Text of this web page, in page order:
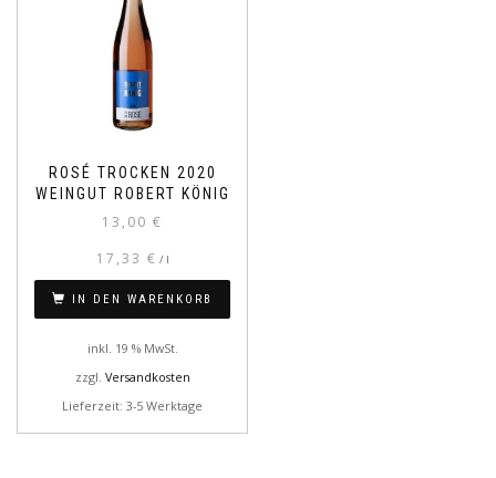
ROSÉ TROCKEN 2020
WEINGUT ROBERT KÖNIG
13,00 €
17,33 € / l
IN DEN WARENKORB
inkl. 19 % MwSt.
zzgl. Versandkosten
Lieferzeit: 3-5 Werktage